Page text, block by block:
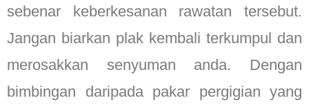
sebenar keberkesanan rawatan tersebut.
Jangan biarkan plak kembali terkumpul dan
merosakkan senyuman anda. Dengan
bimbingan daripada pakar pergigian yang